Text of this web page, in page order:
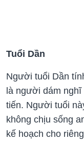
Tuổi Dần
Người tuổi Dần
là người dám nghĩ
tiến. Người tuổi
không chịu sống
kế hoạch cho